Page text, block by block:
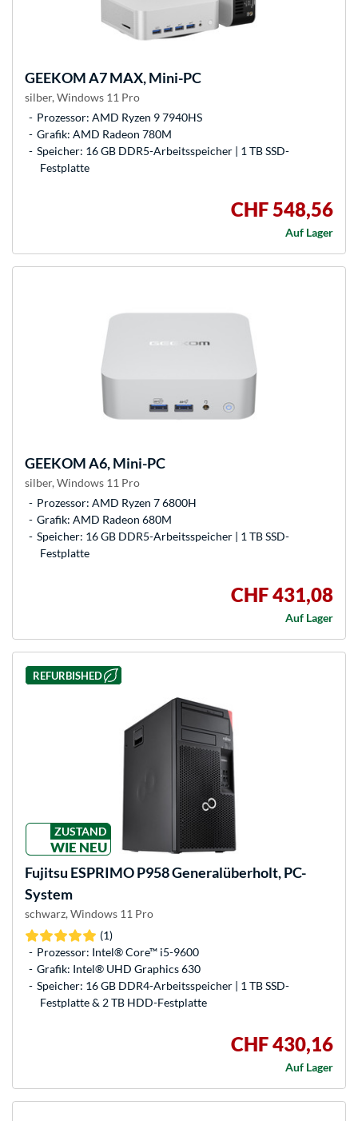
GEEKOMA7 MAX, Mini-PC
silber, Windows 11 Pro
Prozessor: AMD Ryzen 9 7940HS
Grafik: AMD Radeon 780M
Speicher: 16 GB DDR5-Arbeitsspeicher | 1 TB SSD-
Festplatte
CHF 548,56
Auf Lager
GEEKOMA6, Mini-PC
silber, Windows 11 Pro
Prozessor: AMD Ryzen 7 6800H
Grafik: AMD Radeon 680M
Speicher: 16 GB DDR5-Arbeitsspeicher | 1 TB SSD-
Festplatte
CHF 431,08
Auf Lager
REFURBISHED
ZUSTAND
WIE NEU
Fujitsu ESPRIMO P958 Generalüberholt, PC-
System
schwarz, Windows 11 Pro
(1)
Prozessor: Intel® Core™ i5-9600
Grafik: Intel® UHD Graphics 630
Speicher: 16 GB DDR4-Arbeitsspeicher | 1 TB SSD-
Festplatte & 2 TB HDD-Festplatte
CHF 430,16
Auf Lager